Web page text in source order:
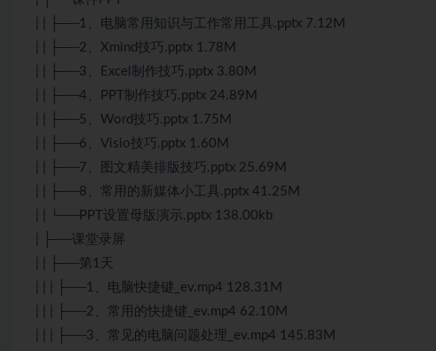
| | ├──1、电脑常用知识与工作常用工具.pptx 7.12M
| | ├──2、Xmind技巧.pptx 1.78M
| | ├──3、Excel制作技巧.pptx 3.80M
| | ├──4、PPT制作技巧.pptx 24.89M
| | ├──5、Word技巧.pptx 1.75M
| | ├──6、Visio技巧.pptx 1.60M
| | ├──7、图文精美排版技巧.pptx 25.69M
| | ├──8、常用的新媒体小工具.pptx 41.25M
| | └──PPT设置母版演示.pptx 138.00kb
| ├──课堂录屏
| | ├──第1天
| | | ├──1、电脑快捷键_ev.mp4 128.31M
| | | ├──2、常用的快捷键_ev.mp4 62.10M
| | | ├──3、常见的电脑问题处理_ev.mp4 145.83M